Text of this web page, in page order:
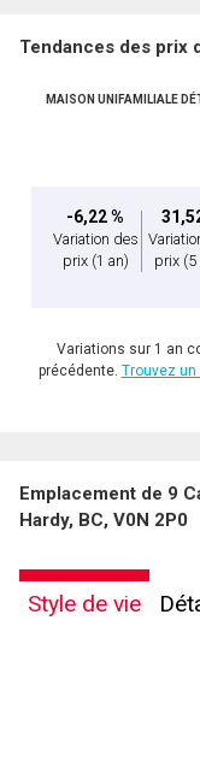
Téléphone
En cliquant sur le bouton «
vous nous fournissez
Tendances des prix
MAISON UNIFAMILIALE
-6,22 %
Variation des
prix (1 an)
prix (5
Variations sur 1 an
précédente. Trouvez
Emplacement de 9
Hardy, BC, V0N 2P0
Style de vie